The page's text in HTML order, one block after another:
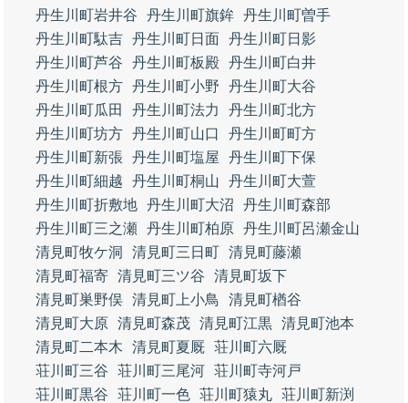
丹生川町岩井谷
丹生川町旗鉾 丹生川町曽手
丹生川町駄吉 丹生川町日面 丹生川町日影
丹生川町芦谷
丹生川町板殿 丹生川町白井
丹生川町根方 丹生川町小野
丹生川町大谷
丹生川町瓜田
丹生川町法力
丹生川町北方
丹生川町坊方 丹生川町山口
丹生川町町方
丹生川町新張 丹生川町塩屋
丹生川町下保
丹生川町細越
丹生川町桐山
丹生川町大萱
丹生川町折敷地 丹生川町大沼
丹生川町森部
丹生川町三之瀬 丹生川町柏原 丹生川町呂瀬金山
清見町牧ケ洞
清見町三日町 清見町藤瀬
清見町福寄 清見町三ツ谷
清見町坂下
清見町巣野俣 清見町上小鳥
清見町楢谷
清見町大原 清見町森茂 清見町江黒 清見町池本
清見町二本木
清見町夏厩 荘川町六厩
荘川町三谷
荘川町三尾河 荘川町寺河戸
荘川町黒谷
荘川町一色 荘川町猿丸 荘川町新渕